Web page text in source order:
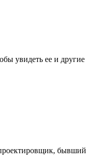
увидеть ее и другие
бывший